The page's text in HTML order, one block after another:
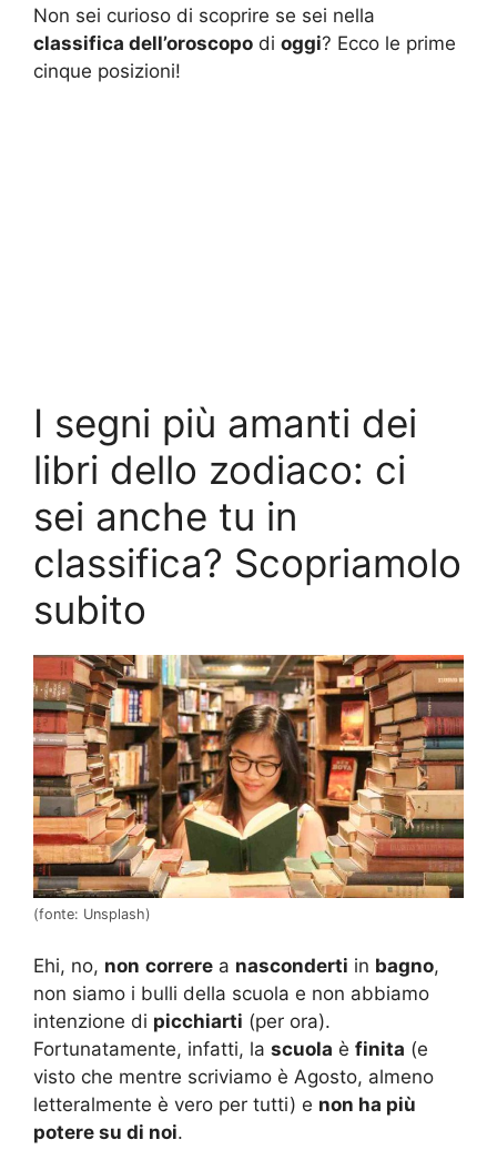
Non sei curioso di scoprire se sei nella
classifica dell’oroscopo di oggi? Ecco le prime
cinque posizioni!
I segni più amanti dei
libri dello zodiaco: ci
sei anche tu in
classifica? Scopriamolo
subito
(fonte: Unsplash)
Ehi, no, non correre a nasconderti in bagno,
non siamo i bulli della scuola e non abbiamo
intenzione di picchiarti (per ora).
Fortunatamente, infatti, la scuola è finita (e
visto che mentre scriviamo è Agosto, almeno
letteralmente è vero per tutti) e non ha più
potere su di noi.